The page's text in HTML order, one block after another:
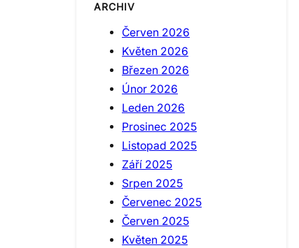
ARCHIV
Červen 2026
Květen 2026
Březen 2026
Únor 2026
Leden 2026
Prosinec 2025
Listopad 2025
Září 2025
Srpen 2025
Červenec 2025
Červen 2025
Květen 2025